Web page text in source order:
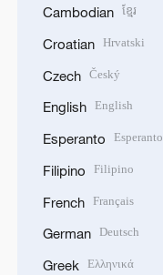
Cambodian ខ្មែរ
Croatian Hrvatski
Czech Český
English English
Esperanto Esperanto
Filipino Filipino
French Français
German Deutsch
Greek Ελληνικά